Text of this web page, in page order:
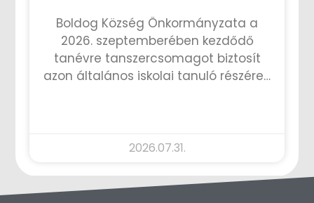
Boldog Község Önkormányzata a
2026. szeptemberében kezdődő
tanévre tanszercsomagot biztosít
azon általános iskolai tanuló részére…
2026.07.31.